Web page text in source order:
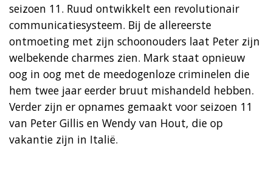
seizoen 11. Ruud ontwikkelt een revolutionair
communicatiesysteem. Bij de allereerste
ontmoeting met zijn schoonouders laat Peter zijn
welbekende charmes zien. Mark staat opnieuw
oog in oog met de meedogenloze criminelen die
hem twee jaar eerder bruut mishandeld hebben.
Verder zijn er opnames gemaakt voor seizoen 11
van Peter Gillis en Wendy van Hout, die op
vakantie zijn in Italië.